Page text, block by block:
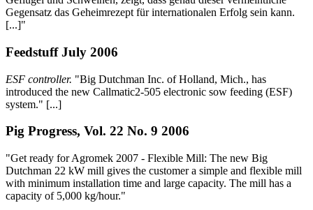
Gegensatz das Geheimrezept für internationalen Erfolg sein kann.
[...]"
Feedstuff July 2006
ESF controller. "Big Dutchman Inc. of Holland, Mich., has
introduced the new Callmatic2-505 electronic sow feeding (ESF)
system." [...]
Pig Progress, Vol. 22 No. 9 2006
"Get ready for Agromek 2007 - Flexible Mill: The new Big
Dutchman 22 kW mill gives the customer a simple and flexible mill
with minimum installation time and large capacity. The mill has a
capacity of 5,000 kg/hour."